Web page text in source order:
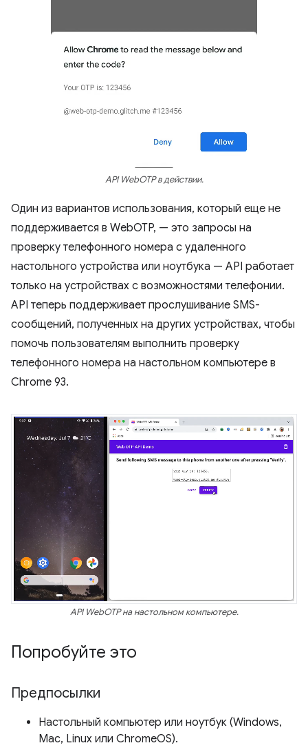
API WebOTP в действии.
Один из вариантов использования, который еще не
поддерживается в WebOTP, — это запросы на
проверку телефонного номера с удаленного
настольного устройства или ноутбука — API работает
только на устройствах с возможностями телефонии.
API теперь поддерживает прослушивание SMS-
сообщений, полученных на других устройствах, чтобы
помочь пользователям выполнить проверку
телефонного номера на настольном компьютере в
Chrome 93.
API WebOTP на настольном компьютере.
Попробуйте это
Предпосылки
Настольный компьютер или ноутбук (Windows,
Mac, Linux или ChromeOS).